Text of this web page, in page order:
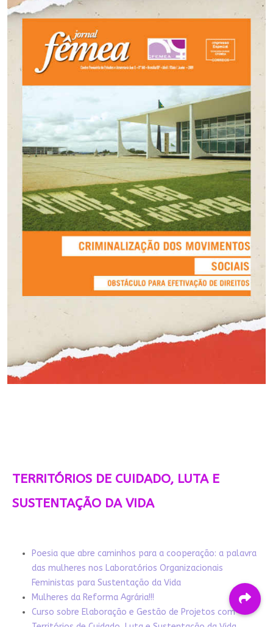
TERRITÓRIOS DE CUIDADO, LUTA E
SUSTENTAÇÃO DA VIDA
Poesia que abre caminhos para a cooperação: a palavra
das mulheres nos Laboratórios Organizacionais
Feministas para Sustentação da Vida
Mulheres da Reforma Agrária!!!
Curso sobre Elaboração e Gestão de Projetos com